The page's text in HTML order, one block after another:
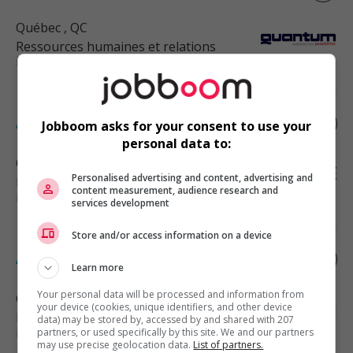
Québec , QC
Ressources humaines et relations
industrielles
Agent(e) de relations humaines
Québec
Ressources humaines et relations
industrielles
Agent(e) de relations humaines
Québec, QC
Ressources humaines et relations
industrielles
Jobboom asks for your consent to use your
personal data to:
Personalised advertising and content, advertising and
content measurement, audience research and
services development
Store and/or access information on a device
Learn more
Your personal data will be processed and information from
your device (cookies, unique identifiers, and other device
data) may be stored by, accessed by and shared with 207
partners, or used specifically by this site. We and our partners
may use precise geolocation data. List of partners.